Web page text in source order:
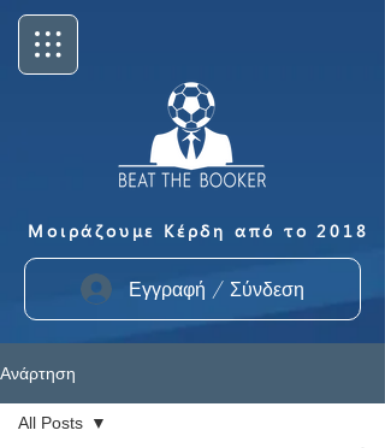
Μοιράζουμε Κέρδη από το 2018
Εγγραφή / Σύνδεση
Ανάρτηση
All Posts